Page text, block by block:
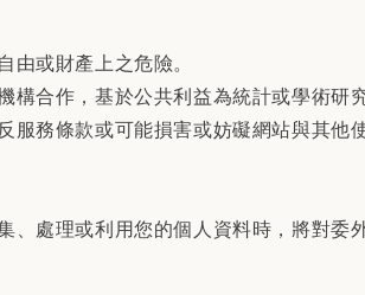
由或財產上之危險。
構合作，基於公共利益為統計或學術研
服務條款或可能損害或妨礙網站與其
、處理或利用您的個人資料時，將對委